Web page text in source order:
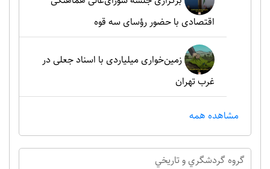
اقتصادی با حضور رؤسای سه قوه
زمین‌خواری میلیاردی با اسناد جعلی در
غرب تهران
مشاهده همه
گروه گردشگري و تاريخي